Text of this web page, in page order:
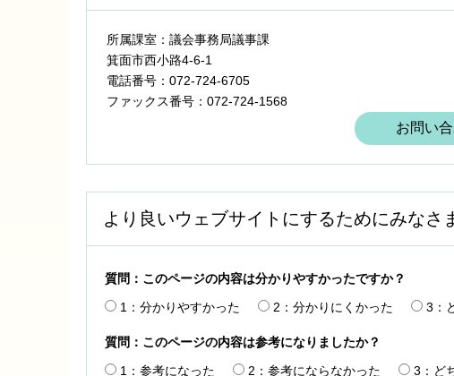
所属課室：議会事務局議事課
箕面市西小路4‐6‐1
電話番号：072-724-6705
ファックス番号：072-724-1568
より良いウェブサイトにするためにみなさ
質問：このページの内容は分かりやすかったですか？
1：分かりやすかった
2：分かりにくかった 3：
質問：このページの内容は参考になりましたか？
1：参考になった
2：参考にならなかった 3：ど